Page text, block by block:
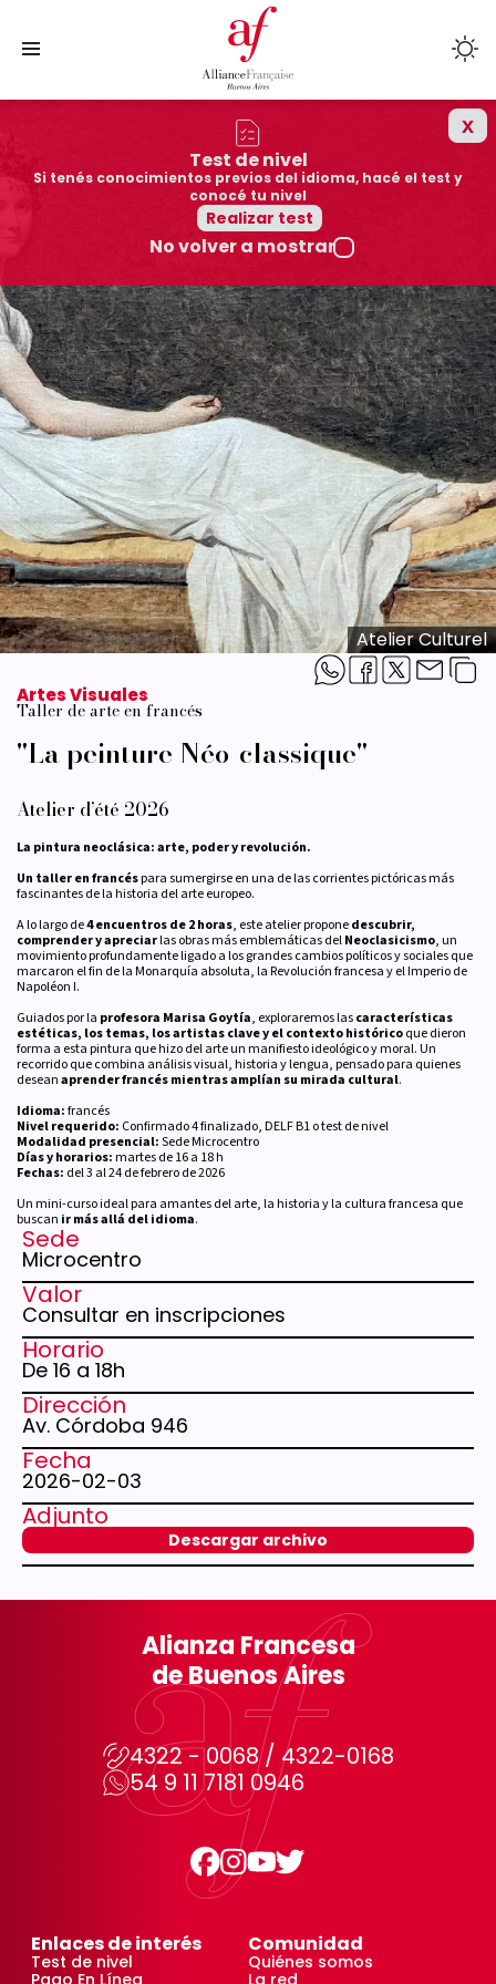
Colegios afiliados
Cultura
Mediateca
Quiénes somos
Exámenes
Atelier Culturel
Artes Visuales
Taller de arte en francés
"La peinture Néo-classique"
Atelier d’été 2026
La pintura neoclásica: arte, poder y revolución.
Un taller en francéspara sumergirse en una de las corrientes pictóricas más
fascinantes de la historia del arte europeo.
A lo largo de4 encuentros de 2 horas, este atelier proponedescubrir,
comprender y apreciarlas obras más emblemáticas delNeoclasicismo, un
movimiento profundamente ligado a los grandes cambios políticos y sociales que
marcaron el fin de la Monarquía absoluta, la Revolución francesa y el Imperio de
Napoléon I.
Guiados por la profesora Marisa Goytía, exploraremos lascaracterísticas
estéticas, los temas, los artistas clave y el contexto históricoque dieron
forma a esta pintura que hizo del arte un manifiesto ideológico y moral. Un
recorrido que combina análisis visual, historia y lengua, pensado para quienes
deseanaprender francés mientras amplían su mirada cultural.
Idioma:francés
Nivel requerido: Confirmado 4 finalizado, DELF B1 o test de nivel
Modalidad presencial:Sede Microcentro
Días y horarios:martes de 16 a 18 h
Fechas: del 3 al 24 de febrero de 2026
Un mini-curso ideal para amantes del arte, la historia y la cultura francesa que
buscan ir más allá del idioma.
Sede
Microcentro
Valor
Consultar en inscripciones
Horario
De 16 a 18h
Dirección
Av. Córdoba 946
Fecha
2026-02-03
Adjunto
Descargar archivo
Alianza Francesa
de Buenos Aires
4322 - 0068 / 4322-0168
54 9 11 7181 0946
Enlaces de interés
Test de nivel
Pago En Línea
Comunidad
Quiénes somos
La red
Test de nivel
Si tenés conocimientos previos del idioma, hacé el test y
conocé tu nivel
Realizar test
No volver a mostrar
x